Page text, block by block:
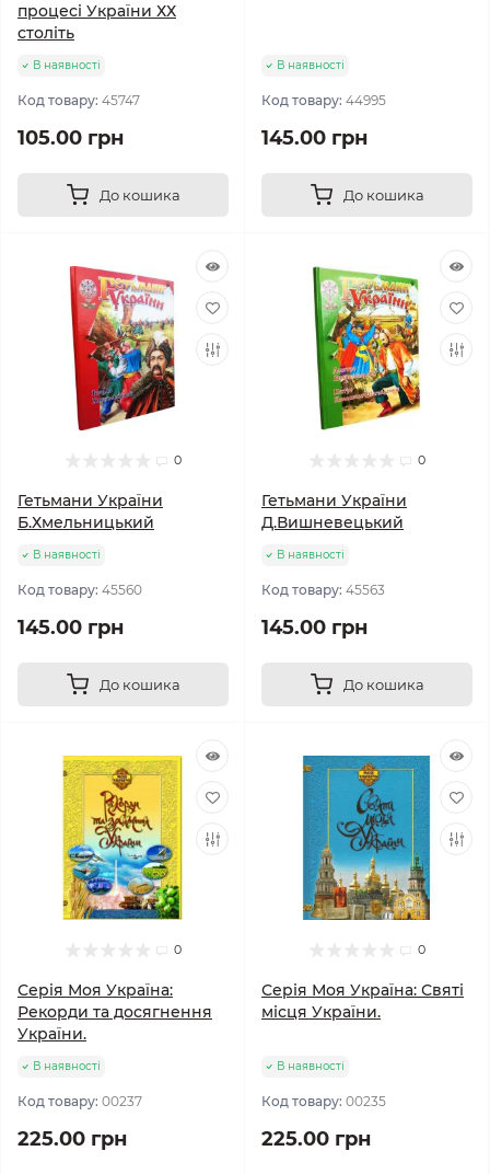
процесі України ХХ
століть
В наявності
Код товару: 45747
105.00 грн
До кошика
В наявності
Код товару: 44995
145.00 грн
До кошика
0
Гетьмани України
Б.Хмельницький
В наявності
Код товару: 45560
145.00 грн
До кошика
0
Гетьмани України
Д.Вишневецький
В наявності
Код товару: 45563
145.00 грн
До кошика
0
Серія Моя Україна:
Рекорди та досягнення
України.
В наявності
Код товару: 00237
225.00 грн
0
Серія Моя Україна: Святі
місця України.
В наявності
Код товару: 00235
225.00 грн